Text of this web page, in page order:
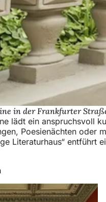
in der Frankfurter
lädt ein anspruchsvoll
Poesienächten oder
Literaturhaus“